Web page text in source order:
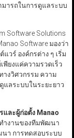
ารถในการดูแลระบบ
Software Solutions
Software มองว่า
วร์ องค์กรต่าง ๆ เริ่ม
ยงแค่ความรวดเร็ว
งวิศวกรรม ความ
แลระบบในระยะยาว
ละผู้ก่อตั้ง Manao
ทำงานของทีมพัฒนา
า การทดสอบระบบ